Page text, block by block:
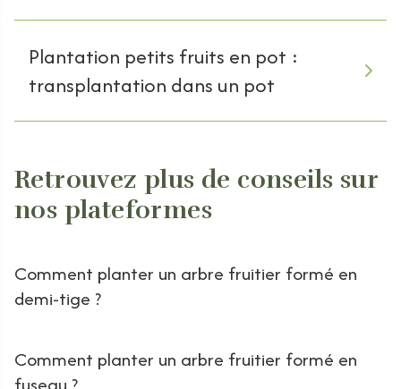
Plantation petits fruits en pot :
transplantation dans un pot
Retrouvez plus de conseils sur
nos plateformes
Comment planter un arbre fruitier formé en
demi-tige ?
Comment planter un arbre fruitier formé en